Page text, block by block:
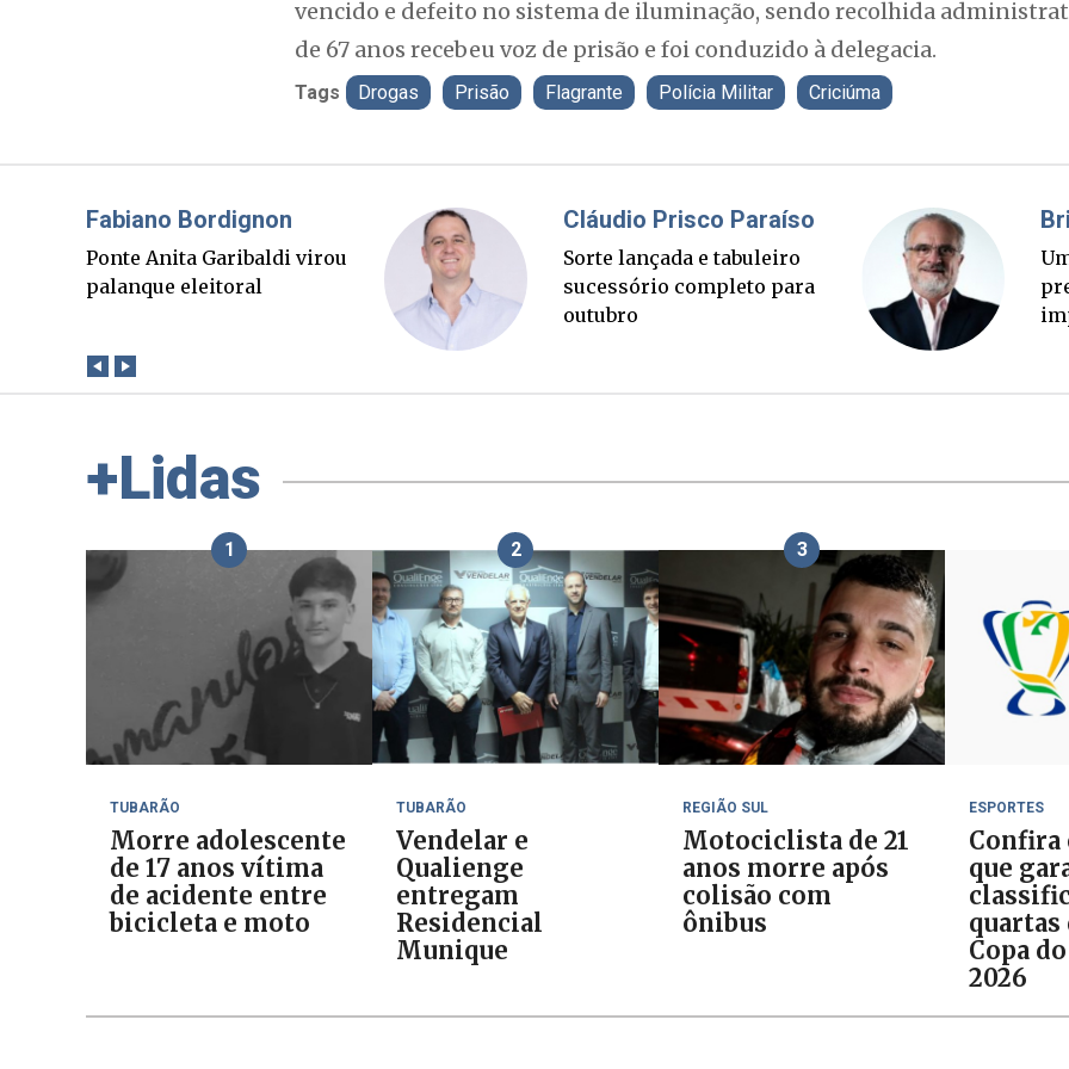
vencido e defeito no sistema de iluminação, sendo recolhida
de 67 anos recebeu voz de prisão e foi conduzido à delegacia.
Tags Drogas Prisão Flagrante Polícia Militar Criciúma
Misael Elias
O Boato corre mais rápido
que a verdade. Mas quem
Fabiano Bordignon
Ponte Anita Garibaldi virou
palanque eleitoral
+Lidas
1
TUBARÃO
Morre adolescente
de 17 anos vítima
de acidente entre
bicicleta e moto
2
TUBARÃO
Vendelar e
Qualienge
entregam
Residencial
Munique
3
REGIÃO SUL
Motociclista de 21
anos morre após
colisão com
ônibus
ESPORTES
Confira
que
quartas
Copa
2026